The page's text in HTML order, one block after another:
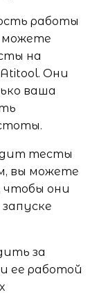
работы
можете
на
Они
ваша
тесты
вы можете
чтобы они
за
ее работой